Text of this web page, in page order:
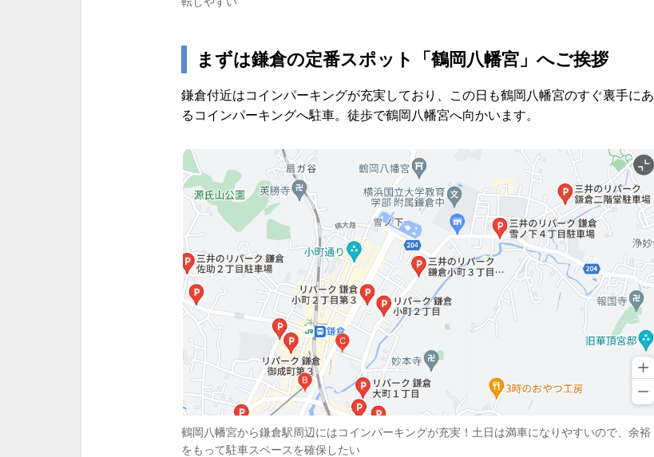
まずは鎌倉の定番スポット「鶴岡八幡宮」へご挨拶
鎌倉付近はコインパーキングが充実しており、この日も鶴岡八幡宮のすぐ裏手にあ
るコインパーキングへ駐車。徒歩で鶴岡八幡宮へ向かいます。
鶴岡八幡宮から鎌倉駅周辺にはコインパーキングが充実！土日は満車になりやすいので、余裕
をもって駐車スペースを確保したい